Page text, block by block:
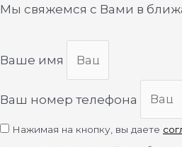
Мы свяжемся с Вами в
Ваше имя
Ваш номер телефона
Нажимая на кнопку, вы даете